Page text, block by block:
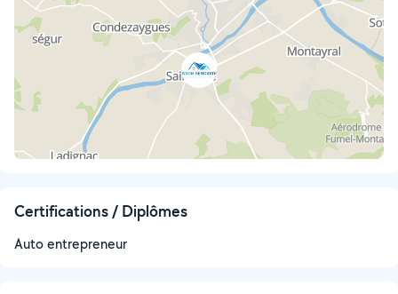
Certifications / Diplômes
Auto entrepreneur